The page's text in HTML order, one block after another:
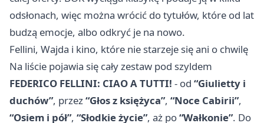
odsłonach, więc można wrócić do tytułów, które od lat
budzą emocje, albo odkryć je na nowo.
Fellini, Wajda i kino, które nie starzeje się ani o chwilę
Na liście pojawia się cały zestaw pod szyldem
FEDERICO FELLINI: CIAO A TUTTI! - od “Giulietty i
duchów”, przez“Głos z księżyca”, “Noce Cabirii”,
“Osiem i pół”, “Słodkie życie”, aż po“Wałkonie”. Do